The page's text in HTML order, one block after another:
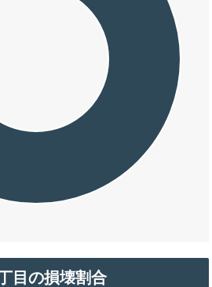
目の損壊割合